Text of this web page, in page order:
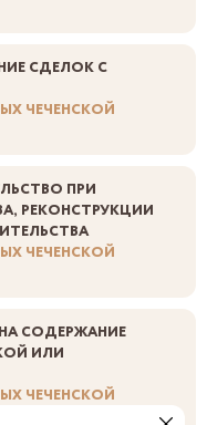
СДЕЛОК С
ЧЕЧЕНСКОЙ
ПРИ
РЕКОНСТРУКЦИИ
ЧЕЧЕНСКОЙ
СОДЕРЖАНИЕ
ИЛИ
ЧЕЧЕНСКОЙ